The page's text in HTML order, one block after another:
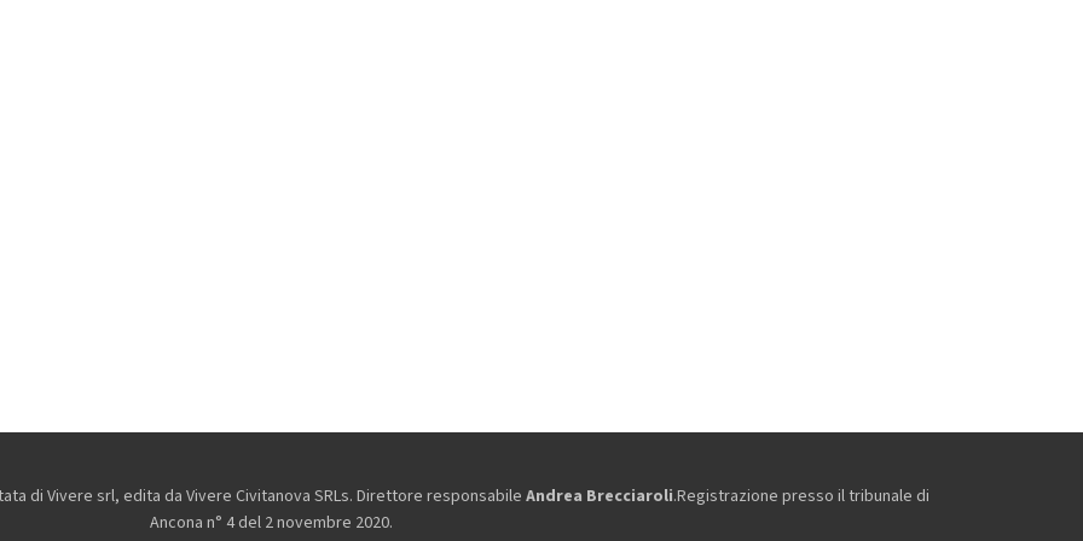
di Vivere srl, edita da Vivere Civitanova SRLs. Direttore responsabile Andrea Brecciaroli.Registrazione presso il tribunale di
Ancona n° 4 del 2 novembre 2020.